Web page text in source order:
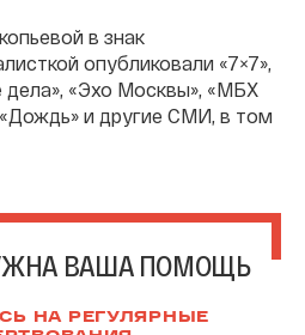
в знак
опубликовали «7×7»,
дела», «Эхо Москвы», «МБХ
и другие СМИ, в том
ВАША ПОМОЩЬ
НА РЕГУЛЯРНЫЕ